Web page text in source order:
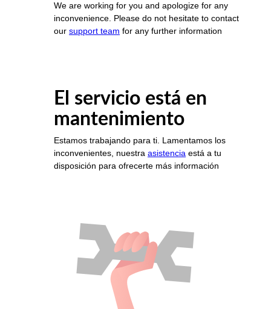
We are working for you and apologize for any
inconvenience. Please do not hesitate to contact
our support team for any further information
El servicio está en
mantenimiento
Estamos trabajando para ti. Lamentamos los
inconvenientes, nuestra asistencia está a tu
disposición para ofrecerte más información